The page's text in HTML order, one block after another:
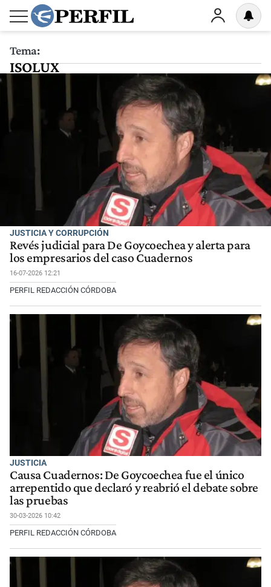
Tema:
ISOLUX
JUSTICIA Y CORRUPCIÓN
Revés judicial para De Goycoechea y alerta para
los empresarios del caso Cuadernos
16-07-2026 12:21
PERFIL REDACCIÓN CÓRDOBA
JUSTICIA
Causa Cuadernos: De Goycoechea fue el único
arrepentido que declaró y reabrió el debate sobre
las pruebas
30-03-2026 10:42
PERFIL REDACCIÓN CÓRDOBA